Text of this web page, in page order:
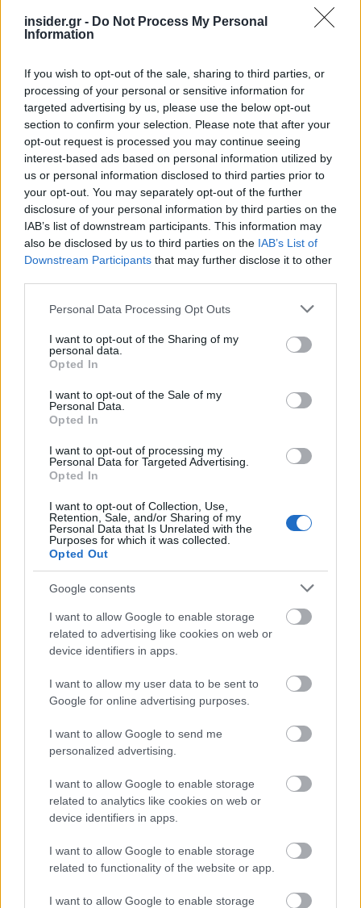
insider.gr - Do Not Process My Personal
Information
If you wish to opt-out of the sale, sharing to third parties, or
processing of your personal or sensitive information for
targeted advertising by us, please use the below opt-out
section to confirm your selection. Please note that after your
opt-out request is processed you may continue seeing
interest-based ads based on personal information utilized by
us or personal information disclosed to third parties prior to
your opt-out. You may separately opt-out of the further
disclosure of your personal information by third parties on the
IAB’s list of downstream participants. This information may
also be disclosed by us to third parties on the IAB’s List of
Downstream Participants that may further disclose it to other
Please note that this website/app uses one or more Google
not limited to your visit or usage behaviour. You may click to
grant or deny consent to Google and its third-party tags to
use your data for below specified purposes in below Google
consent section.
Personal Data Processing Opt Outs
I want to opt-out of the Sharing of my
personal data.
Opted In
I want to opt-out of the Sale of my
Personal Data.
Opted In
I want to opt-out of processing my
Personal Data for Targeted Advertising.
Opted In
I want to opt-out of Collection, Use,
Retention, Sale, and/or Sharing of my
Personal Data that Is Unrelated with the
Purposes for which it was collected.
Opted Out
Google consents
I want to allow Google to enable storage
related to advertising like cookies on web or
device identifiers in apps.
I want to allow my user data to be sent to
Google for online advertising purposes.
I want to allow Google to send me
personalized advertising.
I want to allow Google to enable storage
related to analytics like cookies on web or
device identifiers in apps.
I want to allow Google to enable storage
related to functionality of the website or app.
I want to allow Google to enable storage
υποψηφίων (ΓΕΛ και ΕΠΑΛ) για εισαγωγή στα
Τμήματα Επιστήμης Φυσικής Αγωγής και
Πηγή: ΑΠΕ-ΜΠΕ
Ακολουθήστε τοinsider.gr στο Google News